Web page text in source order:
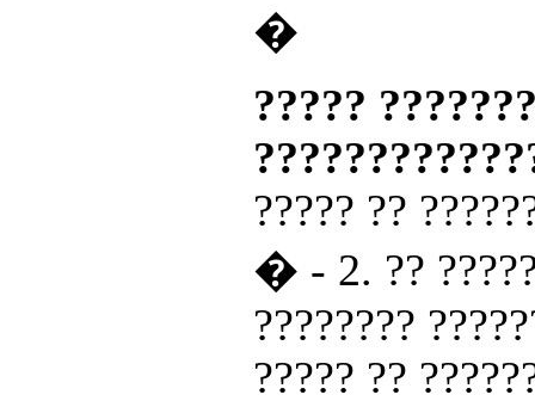
�
?????
????? ??
� - 2. ?? ?????
????????
????? ??